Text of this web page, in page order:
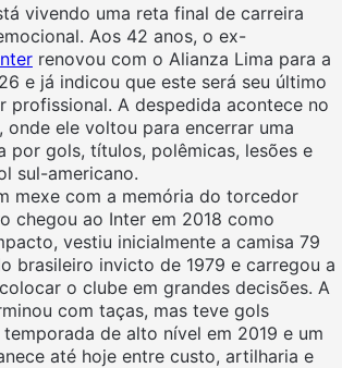
vivendo uma reta final de carreira
Aos 42 anos, o ex-
renovou com o Alianza Lima para a
e já indicou que este será seu último
profissional. A despedida acontece no
ele voltou para encerrar uma
por gols, títulos, polêmicas, lesões e
sul-americano.
mexe com a memória do torcedor
chegou ao Inter em 2018 como
vestiu inicialmente a camisa 79
brasileiro invicto de 1979 e carregou a
o clube em grandes decisões. A
com taças, mas teve gols
de alto nível em 2019 e um
até hoje entre custo, artilharia e